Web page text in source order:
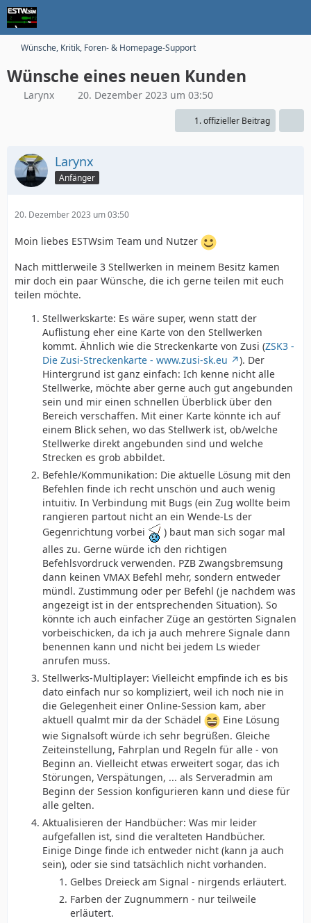
Wünsche, Kritik, Foren- & Homepage-Support
Wünsche eines neuen Kunden
Larynx 20. Dezember 2023 um 03:50
1. offizieller Beitrag
Larynx
Anfänger
20. Dezember 2023 um 03:50
Moin liebes ESTWsim Team und Nutzer
Nach mittlerweile 3 Stellwerken in meinem Besitz kamen
mir doch ein paar Wünsche, die ich gerne teilen mit euch
teilen möchte.
Stellwerkskarte: Es wäre super, wenn statt der
Auflistung eher eine Karte von den Stellwerken
kommt. Ähnlich wie die Streckenkarte von Zusi (ZSK3 -
Die Zusi-Streckenkarte - www.zusi-sk.eu
). Der
Hintergrund ist ganz einfach: Ich kenne nicht alle
Stellwerke, möchte aber gerne auch gut angebunden
sein und mir einen schnellen Überblick über den
Bereich verschaffen. Mit einer Karte könnte ich auf
einem Blick sehen, wo das Stellwerk ist, ob/welche
Stellwerke direkt angebunden sind und welche
Strecken es grob abbildet.
Befehle/Kommunikation: Die aktuelle Lösung mit den
Befehlen finde ich recht unschön und auch wenig
intuitiv. In Verbindung mit Bugs (ein Zug wollte beim
rangieren partout nicht an ein Wende-Ls der
Gegenrichtung vorbei
) baut man sich sogar mal
alles zu. Gerne würde ich den richtigen
Befehlsvordruck verwenden. PZB Zwangsbremsung
dann keinen VMAX Befehl mehr, sondern entweder
mündl. Zustimmung oder per Befehl (je nachdem was
angezeigt ist in der entsprechenden Situation). So
könnte ich auch einfacher Züge an gestörten Signalen
vorbeischicken, da ich ja auch mehrere Signale dann
benennen kann und nicht bei jedem Ls wieder
anrufen muss.
Stellwerks-Multiplayer: Vielleicht empfinde ich es bis
dato einfach nur so kompliziert, weil ich noch nie in
die Gelegenheit einer Online-Session kam, aber
aktuell qualmt mir da der Schädel
Eine Lösung
wie Signalsoft würde ich sehr begrüßen. Gleiche
Zeiteinstellung, Fahrplan und Regeln für alle - von
Beginn an. Vielleicht etwas erweitert sogar, das ich
Störungen, Verspätungen, ... als Serveradmin am
Beginn der Session konfigurieren kann und diese für
alle gelten.
Aktualisieren der Handbücher: Was mir leider
aufgefallen ist, sind die veralteten Handbücher.
Einige Dinge finde ich entweder nicht (kann ja auch
sein), oder sie sind tatsächlich nicht vorhanden.
Gelbes Dreieck am Signal - nirgends erläutert.
Farben der Zugnummern - nur teilweile
erläutert.